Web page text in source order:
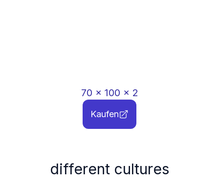
70 x 100 x 2
Kaufen
different cultures